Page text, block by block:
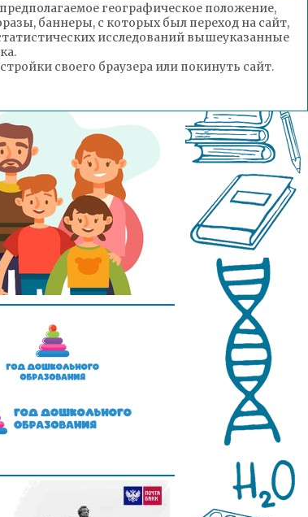
географическое положение,
баннеры, с которых был переход на сайт,
исследований вышеуказанные
своего браузера или покинуть сайт.